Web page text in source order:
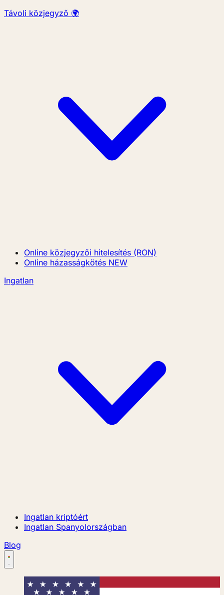
Távoli közjegyző 🌍
Online közjegyzői hitelesítés (RON)
Online házasságkötés NEW
Ingatlan
Ingatlan kriptóért
Ingatlan Spanyolországban
Blog